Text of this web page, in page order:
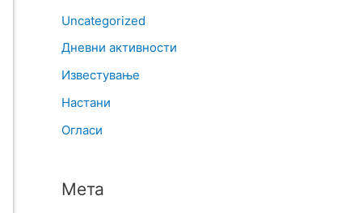
Uncategorized
Дневни активности
Известување
Настани
Огласи
Мета